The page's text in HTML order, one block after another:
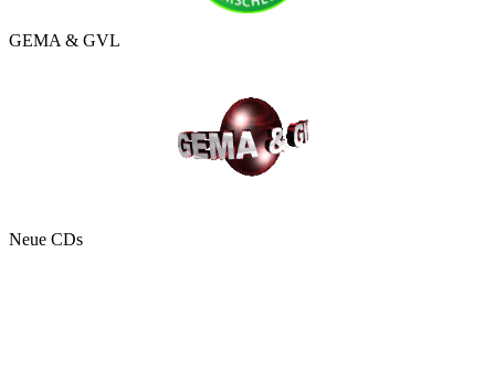
GEMA & GVL
Neue CDs